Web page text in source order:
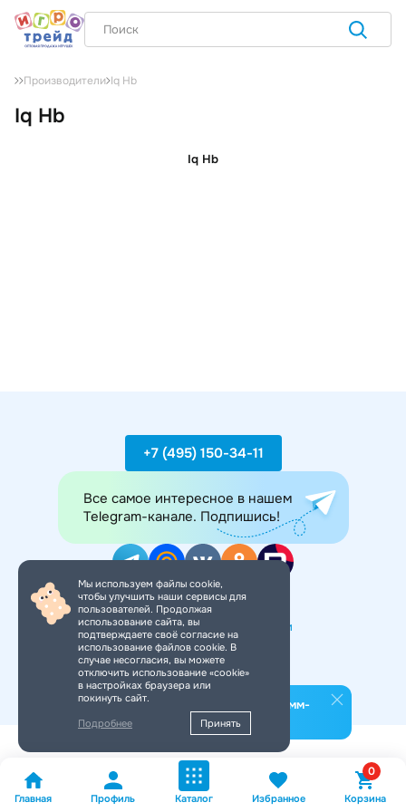
Главная Профиль Каталог Избранное
0
Корзина
Производители Iq Hb
Iq Hb
Подпишитесь на наш телеграмм-
канал
Iq Hb
+7 (495) 150-34-11
Все самое интересное в нашем
Telegram-канале. Подпишись!
Разработка сайта -
Политика конфиденциальности
Мы используем файлы cookie,
чтобы улучшить наши сервисы для
пользователей. Продолжая
использование сайта, вы
подтверждаете своё согласие на
использование файлов cookie. В
случае несогласия, вы можете
отключить использование «cookie»
в настройках браузера или
покинуть сайт.
Подробнее
Принять